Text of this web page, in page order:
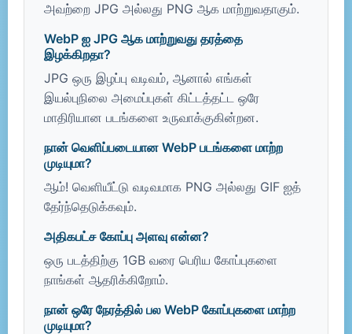
அவற்றை JPG அல்லது PNG ஆக மாற்றுவதாகும்.
WebP ஐ JPG ஆக மாற்றுவது தரத்தை
இழக்கிறதா?
JPG ஒரு இழப்பு வடிவம், ஆனால் எங்கள்
இயல்புநிலை அமைப்புகள் கிட்டத்தட்ட ஒரே
மாதிரியான படங்களை உருவாக்குகின்றன.
நான் வெளிப்படையான WebP படங்களை மாற்ற
முடியுமா?
ஆம்! வெளியீட்டு வடிவமாக PNG அல்லது GIF ஐத்
தேர்ந்தெடுக்கவும்.
அதிகபட்ச கோப்பு அளவு என்ன?
ஒரு படத்திற்கு 1GB வரை பெரிய கோப்புகளை
நாங்கள் ஆதரிக்கிறோம்.
நான் ஒரே நேரத்தில் பல WebP கோப்புகளை மாற்ற
முடியுமா?